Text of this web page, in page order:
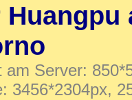
Huangpu
am Server:
3456*2304px,